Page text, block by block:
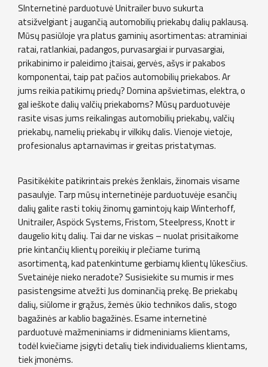
SInternetinė parduotuvė Unitrailer buvo sukurta
atsižvelgiant į augančią automobilių priekabų dalių paklausą.
Mūsų pasiūloje yra platus gaminių asortimentas: atraminiai
ratai, ratlankiai, padangos, purvasargiai ir purvasargiai,
prikabinimo ir paleidimo įtaisai, gervės, ašys ir pakabos
komponentai, taip pat pačios automobilių priekabos. Ar
jums reikia patikimų priedų? Domina apšvietimas, elektra, o
gal ieškote dalių valčių priekaboms? Mūsų parduotuvėje
rasite visas jums reikalingas automobilių priekabų, valčių
priekabų, namelių priekabų ir vilkikų dalis. Vienoje vietoje,
profesionalus aptarnavimas ir greitas pristatymas.
Pasitikėkite patikrintais prekės ženklais, žinomais visame
pasaulyje. Tarp mūsų internetinėje parduotuvėje esančių
dalių galite rasti tokių žinomų gamintojų kaip Winterhoff,
Unitrailer, Aspöck Systems, Fristom, Steelpress, Knott ir
daugelio kitų dalių. Tai dar ne viskas – nuolat prisitaikome
prie kintančių klientų poreikių ir plečiame turimą
asortimentą, kad patenkintume gerbiamų klientų lūkesčius.
Svetainėje nieko neradote? Susisiekite su mumis ir mes
pasistengsime atvežti Jus dominančią prekę. Be priekabų
dalių, siūlome ir grąžus, žemės ūkio technikos dalis, stogo
bagažinės ar kablio bagažinės. Esame internetinė
parduotuvė mažmeniniams ir didmeniniams klientams,
todėl kviečiame įsigyti detalių tiek individualiems klientams,
tiek įmonėms.